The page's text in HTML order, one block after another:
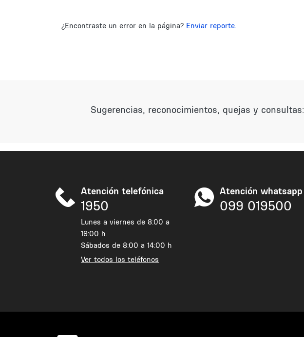
¿Encontraste un error en la página? Enviar reporte.
Sugerencias, reconocimientos, quejas y consultas:
Atención telefónica
1950
Lunes a viernes de 8:00 a
19:00 h
Sábados de 8:00 a 14:00 h
Ver todos los teléfonos
Atención whatsapp
099 019500